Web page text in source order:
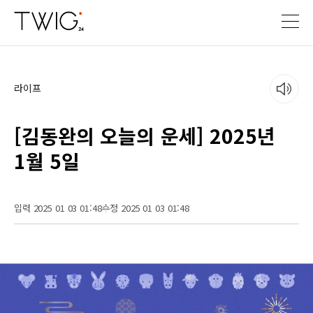
라이프
[김동완의 오늘의 운세] 2025년
1월 5일
입력 2025 01 03 01:48수정 2025 01 03 01:48